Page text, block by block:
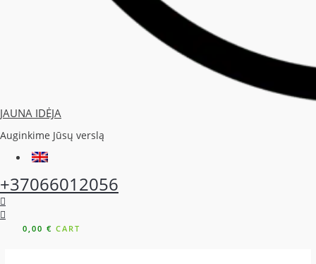
JAUNA IDĖJA
Auginkime Jūsų verslą
+37066012056
0,00 € CART